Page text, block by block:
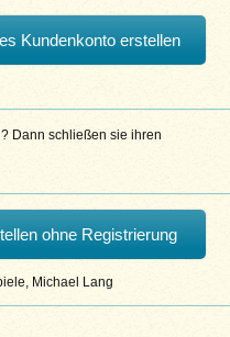
Michael Lang
Kundenkonto erstellen
Dann schließen sie ihren
ohne Registrierung